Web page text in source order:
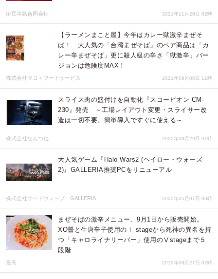
伊豆半島合同会社 2021年11月29日 02時
【ラーメンまこと屋】今年はカレー獄激辛まぜそ
ば！ 大人気の「台湾まぜそば」のペア商品は「カ
レー辛まぜそば」更に殺人級の辛さ「獄激辛」バー
ジョンは危険度MAX！
株式会社マコトフードサービス 2021年09月06日 11時
スライス肉の盛付けを自動化『スコーピオン CM-
230』発売 ～工場レイアウト変更・スライサー改
造は一切不要。簡単導入ですぐに使える～
株式会社なんつね 2020年08月29日 01時
大人気ゲーム『Halo Wars2 (ヘイロー・ウォーズ
2)』GALLERIA推奨PCをリニューアル
株式会社サードウェーブ GALLERIA 2020年05月07日 06時
まぜそばの激辛メニュー、9月1日から販売開始。
XO醤と生唐辛子使用のⅠ stageから死神の異名を持
つ「キャロライナリーパー」使用のⅤstageまで５
段階
最高 2019年08月27日 02時